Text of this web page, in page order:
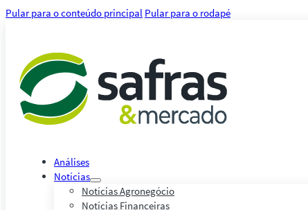
Pular para o conteúdo principal Pular para o rodapé
Análises
Notícias
Notícias Agronegócio
Notícias Financeiras